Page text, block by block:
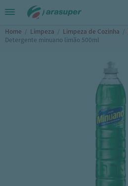
Home / Limpeza / Limpeza de Cozinha /
Detergente minuano limão 500ml